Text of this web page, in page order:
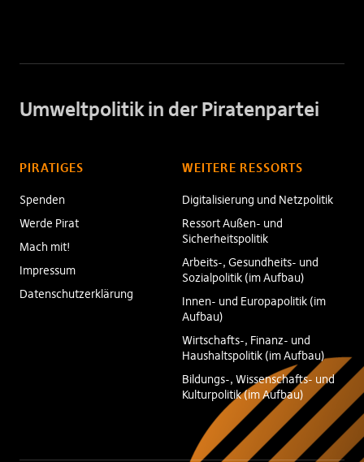
Umweltpolitik in der Piratenpartei
PIRATIGES
Spenden
Werde Pirat
Mach mit!
Impressum
Datenschutzerklärung
WEITERE RESSORTS
Digitalisierung und Netzpolitik
Ressort Außen- und
Sicherheitspolitik
Arbeits-, Gesundheits- und
Sozialpolitik (im Aufbau)
Innen- und Europapolitik (im
Aufbau)
Wirtschafts-, Finanz- und
Haushaltspolitik (im Aufbau)
Bildungs-, Wissenschafts- und
Kulturpolitik (im Aufbau)